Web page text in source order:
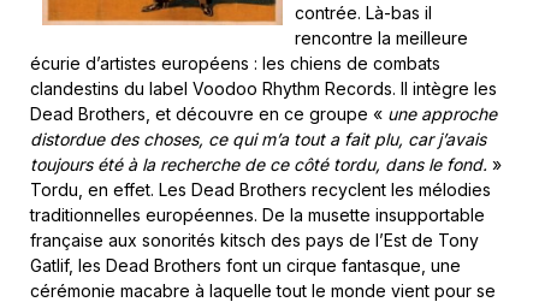
contrée. Là-bas il
rencontre la meilleure
écurie d’artistes européens : les chiens de combats
clandestins du label Voodoo Rhythm Records. Il intègre les
Dead Brothers, et découvre en ce groupe « une approche
distordue des choses, ce qui m’a tout a fait plu, car j’avais
toujours été à la recherche de ce côté tordu, dans le fond. »
Tordu, en effet. Les Dead Brothers recyclent les mélodies
traditionnelles européennes. De la musette insupportable
française aux sonorités kitsch des pays de l’Est de Tony
Gatlif, les Dead Brothers font un cirque fantasque, une
cérémonie macabre à laquelle tout le monde vient pour se